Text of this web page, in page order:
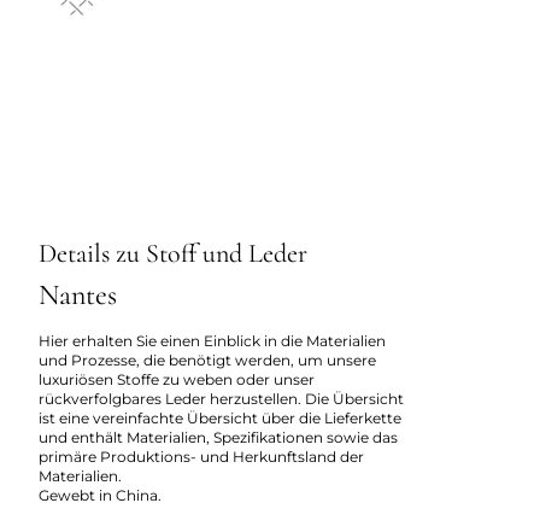
Details zu Stoff und Leder
Nantes
Hier erhalten Sie einen Einblick in die Materialien
und Prozesse, die benötigt werden, um unsere
luxuriösen Stoffe zu weben oder unser
rückverfolgbares Leder herzustellen. Die Übersicht
ist eine vereinfachte Übersicht über die Lieferkette
und enthält Materialien, Spezifikationen sowie das
primäre Produktions- und Herkunftsland der
Materialien.
Gewebt in China.